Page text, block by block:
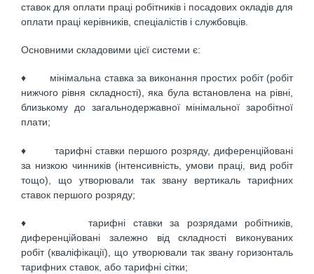
ставок для оплати праці робітників і посадових окладів для
оплати праці керівників, спеціалістів і службовців.
Основними складовими цієї системи є:
♦ мінімальна ставка за виконання простих робіт (робіт
нижчого рівня складності), яка була встановлена на рівні,
близькому до загальнодержавної мінімальної заробітної
плати;
♦ тарифні ставки першого розряду, диференційовані
за низкою чинників (інтенсивність, умови праці, вид робіт
тощо), що утворювали так звану вертикаль тарифних
ставок першого розряду;
♦ тарифні ставки за розрядами робітників,
диференційовані залежно від складності виконуваних
робіт (кваліфікації), що утворювали так звану горизонталь
тарифних ставок, або тарифні сітки;